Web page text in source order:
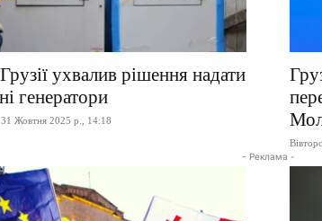
ухвалив рішення надати
генератори
31 Жовтня 2025 р., 14:18
- Реклама -